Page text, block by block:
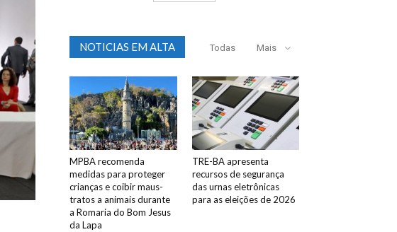
NOTICIAS EM ALTA Todas Mais
MPBA recomenda
medidas para proteger
crianças e coibir maus-
tratos a animais durante
a Romaria do Bom Jesus
da Lapa
TRE-BA apresenta
recursos de segurança
das urnas eletrônicas
para as eleições de 2026